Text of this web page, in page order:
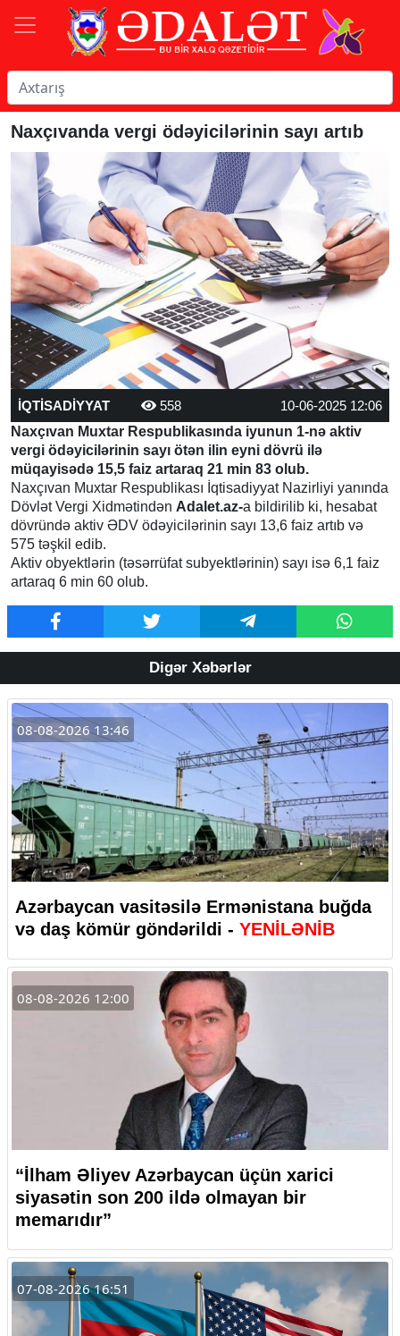
Naxçıvanda vergi ödəyicilərinin sayı artıb
İQTİSADİYYAT 558
10-06-2025 12:06
Naxçıvan Muxtar Respublikasında iyunun 1-nə aktiv
vergi ödəyicilərinin sayı ötən ilin eyni dövrü ilə
müqayisədə 15,5 faiz artaraq 21 min 83 olub.
Naxçıvan Muxtar Respublikası İqtisadiyyat Nazirliyi yanında
Dövlət Vergi Xidmətindən Adalet.az-a bildirilib ki, hesabat
dövründə aktiv ƏDV ödəyicilərinin sayı 13,6 faiz artıb və
575 təşkil edib.
Aktiv obyektlərin (təsərrüfat subyektlərinin) sayı isə 6,1 faiz
artaraq 6 min 60 olub.
Digər Xəbərlər
08-08-2026 13:46
Azərbaycan vasitəsilə Ermənistana buğda
və daş kömür göndərildi - YENİLƏNİB
08-08-2026 12:00
“İlham Əliyev Azərbaycan üçün xarici
siyasətin son 200 ildə olmayan bir
memarıdır”
07-08-2026 16:51